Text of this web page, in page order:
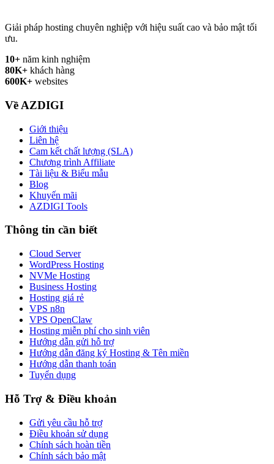
Giải pháp hosting chuyên nghiệp với hiệu suất cao và bảo mật tối
ưu.
10+ năm kinh nghiệm
80K+ khách hàng
600K+ websites
Về AZDIGI
Giới thiệu
Liên hệ
Cam kết chất lượng (SLA)
Chương trình Affiliate
Tài liệu & Biểu mẫu
Blog
Khuyến mãi
AZDIGI Tools
Thông tin cần biết
Cloud Server
WordPress Hosting
NVMe Hosting
Business Hosting
Hosting giá rẻ
VPS n8n
VPS OpenClaw
Hosting miễn phí cho sinh viên
Hướng dẫn gửi hỗ trợ
Hướng dẫn đăng ký Hosting & Tên miền
Hướng dẫn thanh toán
Tuyển dụng
Hỗ Trợ & Điều khoản
Gửi yêu cầu hỗ trợ
Điều khoản sử dụng
Chính sách hoàn tiền
Chính sách bảo mật